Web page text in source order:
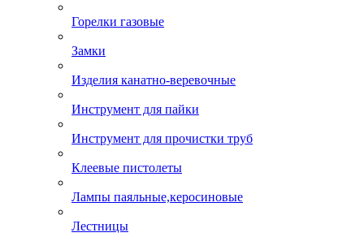
Горелки газовые
Замки
Изделия канатно-веревочные
Инструмент для пайки
Инструмент для прочистки труб
Клеевые пистолеты
Лампы паяльные,керосиновые
Лестницы